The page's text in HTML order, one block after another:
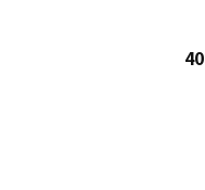
た。購入時の手続き